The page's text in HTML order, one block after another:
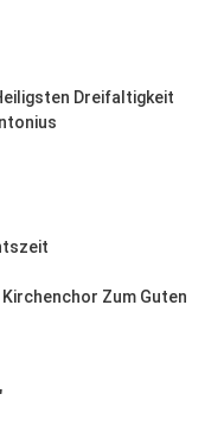
Dreifaltigkeit
Zum Guten